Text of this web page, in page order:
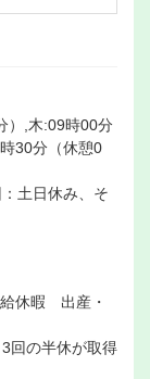
）,木:09時00分
30分（休憩0
土日休み、そ
休暇 出産・
回の半休が取得